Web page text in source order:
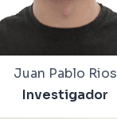
Juan Pablo Rios
Investigador